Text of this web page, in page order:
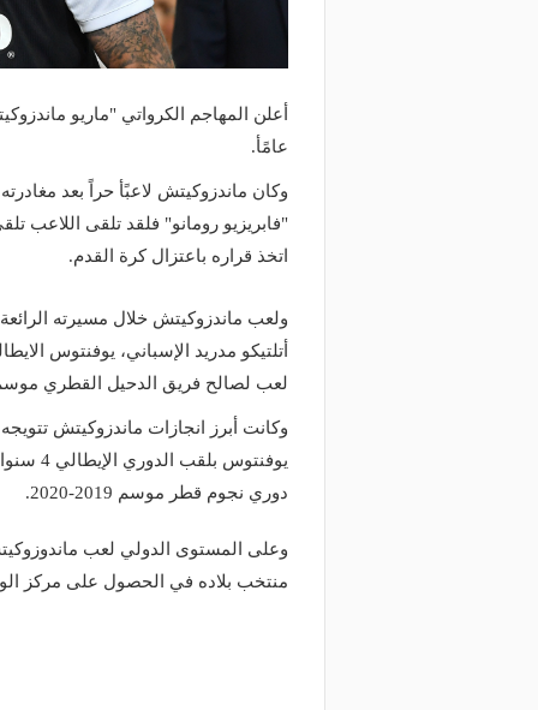
عامًأ.
وكان ماندزوكيتش لاعبًأ حراً بعد
"فابريزيو رومانو" فلقد تلقى اللاعب
اتخذ قراره باعتزال كرة القدم.
ولعب ماندزوكيتش خلال مسيرته الرائعة
أتلتيكو مدريد الإسباني، يوفنتوس
لعب لصالح فريق الدحيل القطري موسم 2019-
دوري نجوم قطر موسم 2019-2020.
منتخب بلاده في الحصول على مركز